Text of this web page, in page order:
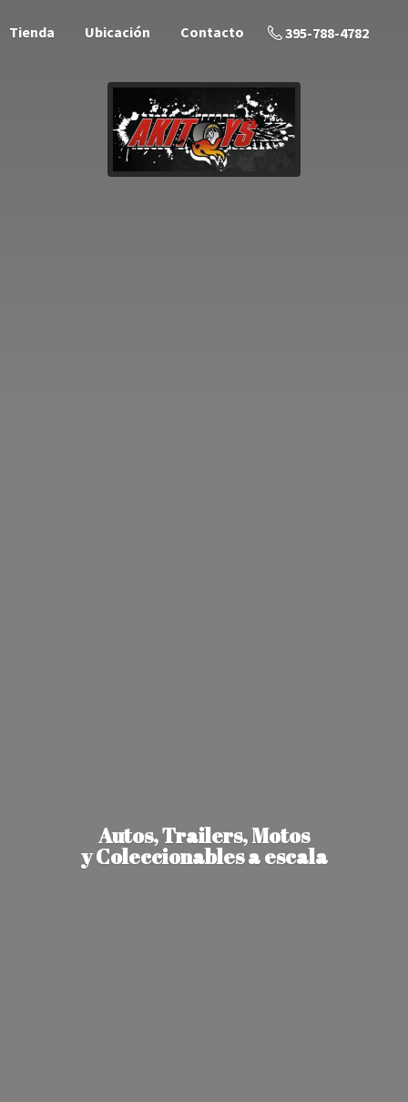
Tienda Ubicación Contacto 395-788-4782
Autos, Trailers, Motos
y Coleccionablesa escala